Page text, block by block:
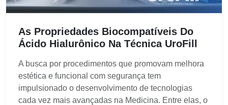
As Propriedades Biocompatíveis Do
Ácido Hialurônico Na Técnica UroFill
A busca por procedimentos que promovam melhora
estética e funcional com segurança tem
impulsionado o desenvolvimento de tecnologias
cada vez mais avançadas na Medicina. Entre elas, o